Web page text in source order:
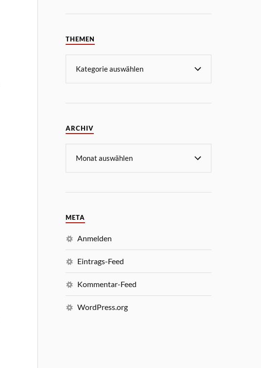
THEMEN
ARCHIV
META
Anmelden
Eintrags-Feed
Kommentar-Feed
WordPress.org